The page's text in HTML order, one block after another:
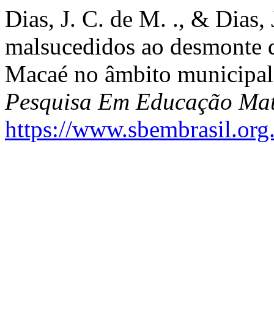
Dias, J. C. de M. ., &
malsucedidos ao
Macaé no âmbito
Pesquisa Em Educação
https://